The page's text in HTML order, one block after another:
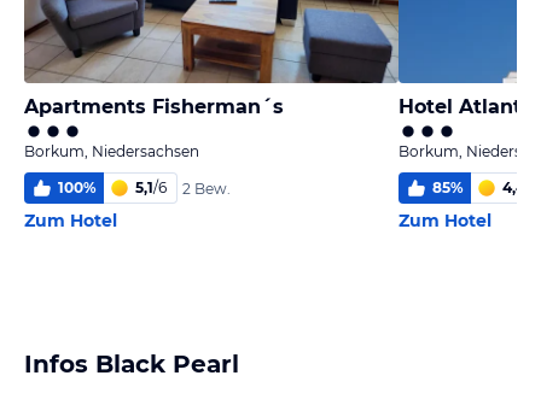
Apartments Fisherman´s
Borkum, Niedersachsen
100% 5,1/6 2 Bew.
Zum Hotel
Hotel Atlantik
Borkum,
85% 4,4
Zum Hotel
Infos Black Pearl